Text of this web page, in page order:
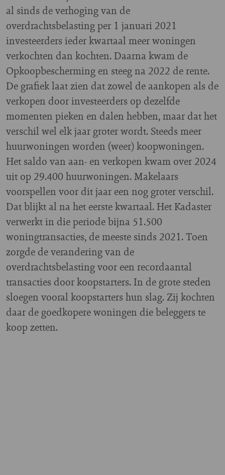
al sinds de verhoging van de
overdrachtsbelasting per 1 januari 2021
investeerders ieder kwartaal meer woningen
verkochten dan kochten. Daarna kwam de
Opkoopbescherming en steeg na 2022 de rente.
De grafiek laat zien dat zowel de aankopen als de
verkopen door investeerders op dezelfde
momenten pieken en dalen hebben, maar dat het
verschil wel elk jaar groter wordt. Steeds meer
huurwoningen worden (weer) koopwoningen.
Het saldo van aan- en verkopen kwam over 2024
uit op 29.400 huurwoningen. Makelaars
voorspellen voor dit jaar een nog groter verschil.
Dat blijkt al na het eerste kwartaal. Het Kadaster
verwerkt in die periode bijna 51.500
woningtransacties, de meeste sinds 2021. Toen
zorgde de verandering van de
overdrachtsbelasting voor een recordaantal
transacties door koopstarters. In de grote steden
sloegen vooral koopstarters hun slag. Zij kochten
daar de goedkopere woningen die beleggers te
koop zetten.